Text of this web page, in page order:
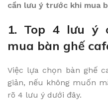
cần lưu ý trước khi mua
1. Top 4 lưu ý
mua bàn ghế
Việc lựa chọn bàn ghế
giản, nếu không muốn
rõ 4 lưu ý dưới đây.